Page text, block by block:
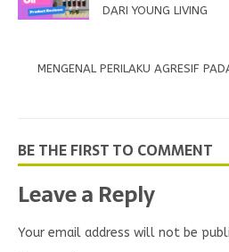
DARI YOUNG LIVING
MENGENAL PERILAKU AGRESIF
BE THE FIRST TO COMMENT
Leave a Reply
Your email address will not be